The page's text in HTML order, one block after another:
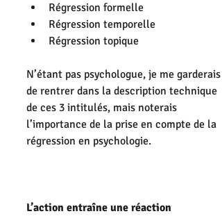
Régression formelle
Régression temporelle
Régression topique
N’étant pas psychologue, je me garderais
de rentrer dans la description technique
de ces 3 intitulés, mais noterais
l’importance de la prise en compte de la
régression en psychologie.
L’action entraîne une réaction